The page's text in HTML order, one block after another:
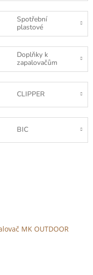
Spotřební
plastové
Doplňky k
zapalovačům
CLIPPER
BIC
MK OUTDOOR